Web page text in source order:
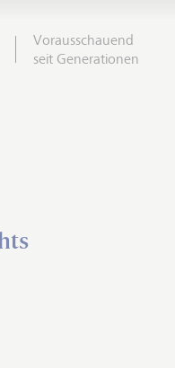
Vorausschauend
seit Generationen